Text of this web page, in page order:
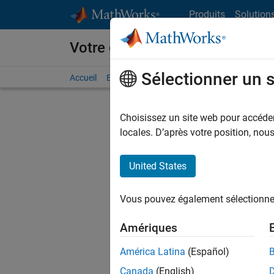
Produits
Votre carrière chez MathWorks
Accueil Explorer nos opportunités Adresses de
FILTRER
d'offre
Les
Sélectionner un
Choisissez un site web pour
locales. D’après votre position,
United States
Vous pouvez également
Amériques
América Latina (Español)
Canada (English)